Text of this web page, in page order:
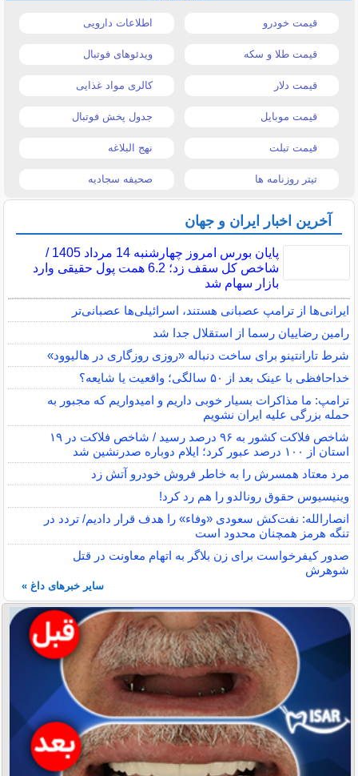
قیمت خودرو اطلاعات دارویی
قیمت طلا و سکه ویدئوهای فوتبال
قیمت دلار کالری مواد غذایی
قیمت موبایل جدول پخش فوتبال
قیمت تبلت نهج البلاغه
تیتر روزنامه ها صحیفه سجادیه
آخرین اخبار ایران و جهان
پایان بورس امروز چهارشنبه 14 مرداد 1405 /
شاخص کل سقف زد؛ 6.2 همت پول حقیقی وارد
بازار سهام شد
ایرانی‌ها از ترامپ عصبانی هستند، اسرائیلی‌ها عصبانی‌تر
رامین رضاییان رسما از استقلال جدا شد
شرط تارانتینو برای ساخت دنباله «روزی روزگاری در هالیوود»
خداحافظی با عینک بعد از ۵۰ سالگی؛ واقعیت یا شایعه؟
ترامپ: ما مذاکرات بسیار خوبی داریم و امیدواریم که مجبور به
حمله بزرگی علیه ایران نشویم
شاخص فلاکت کشور به ۹۶ درصد رسید / شاخص فلاکت در ۱۹
استان از ۱۰۰ درصد عبور کرد؛ ایلام دوباره صدرنشین شد
مرد معتاد همسرش را به خاطر فروش خودرو آتش زد
وینیسیوس حقوق رونالدو را هم رد کرد!
انصارالله: نفت‌کش سعودی «وفاء» را هدف قرار دادیم/ تردد در
تنگه هرمز همچنان محدود است
صدور کیفرخواست برای زن بلاگر به اتهام معاونت در قتل
شوهرش
سایر خبرهای داغ »